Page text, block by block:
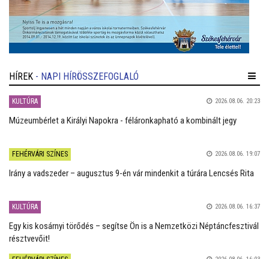
HÍREK - NAPI HÍRÖSSZEFOGLALÓ
KULTÚRA 2026.08.06. 20:23
Múzeumbérlet a Királyi Napokra - féláronkapható a kombinált jegy
FEHÉRVÁRI SZÍNES 2026.08.06. 19:07
Irány a vadszeder – augusztus 9-én vár mindenkit a túrára Lencsés Rita
KULTÚRA 2026.08.06. 16:37
Egy kis kosárnyi törődés – segítse Ön is a Nemzetközi Néptáncfesztivál
résztvevőit!